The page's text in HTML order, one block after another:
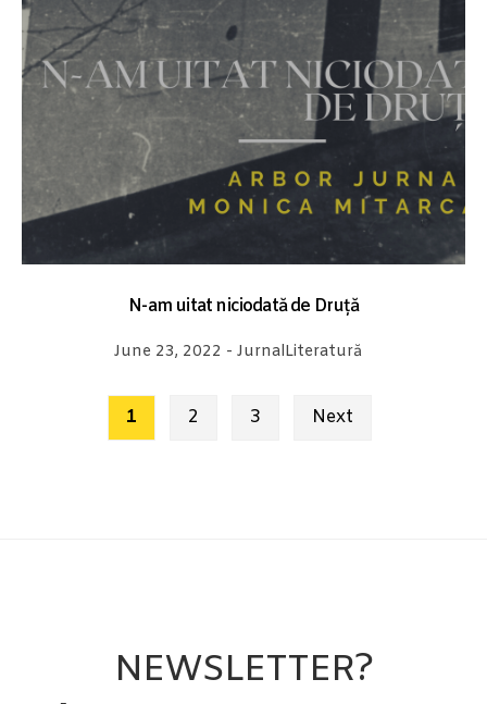
N-am uitat niciodată de Druță
June 23, 2022 - JurnalLiteratură
Posts
pagination
1 2 3 Next
NEWSLETTER?